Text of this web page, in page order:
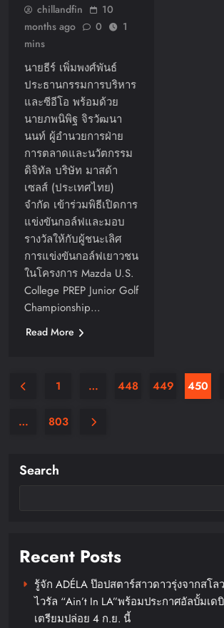
chillandfin
10
months ago
0
1
mins
นายธีร์ เพิ่มพงศ์พันธ์
ประธานกรรมการบริหาร
และซีอีโอ พร้อมด้วย
นายภพนิพิฐ จิรวัฒนา
นนท์ ผู้อำนวยการฝ่าย
การตลาดและนวัตกรรม
ดิจิทัล บริษัท มาสด้า
เซลส์ (ประเทศไทย)
จำกัด เข้าร่วมพิธีเปิดการ
แข่งขันกอล์ฟและมอบ
รางวัลให้กับผู้ชนะเลิศ
การแข่งขันกอล์ฟเยาวชน
ในโครงการ Mazda U.S.
College PREP Junior Golf
Championship…
Read More
1 … 448 449 450
… 803
Search
Recent Posts
รู้จัก ADÉLA ป๊อปสตาร์สาวดาวรุ่งจากสโล
ไวรัล “Ain’t In LA”พร้อมประกาศอัลบั้มเด
เตรียมปล่อย 4 ก.ย. นี้